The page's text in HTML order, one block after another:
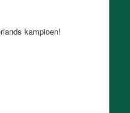
kampioen!